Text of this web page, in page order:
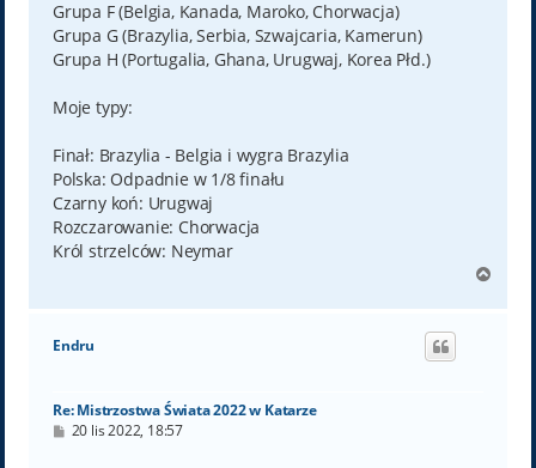
Grupa F (Belgia, Kanada, Maroko, Chorwacja)
Grupa G (Brazylia, Serbia, Szwajcaria, Kamerun)
Grupa H (Portugalia, Ghana, Urugwaj, Korea Płd.)
Moje typy:
Finał: Brazylia - Belgia i wygra Brazylia
Polska: Odpadnie w 1/8 finału
Czarny koń: Urugwaj
Rozczarowanie: Chorwacja
Król strzelców: Neymar
g
Endru
Re: Mistrzostwa Świata 2022 w Katarze
P20 lis 2022, 18:57